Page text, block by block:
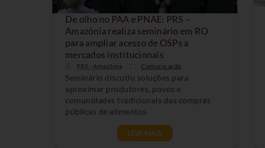
De olho no PAA e PNAE: PRS –
Amazônia realiza seminário em RO
para ampliar acesso de OSPs a
mercados institucionais
PRS - Amazônia Comunicação
Seminário discutiu soluções para
aproximar produtores, povos e
comunidades tradicionais das compras
públicas de alimentos
LEIA MAIS